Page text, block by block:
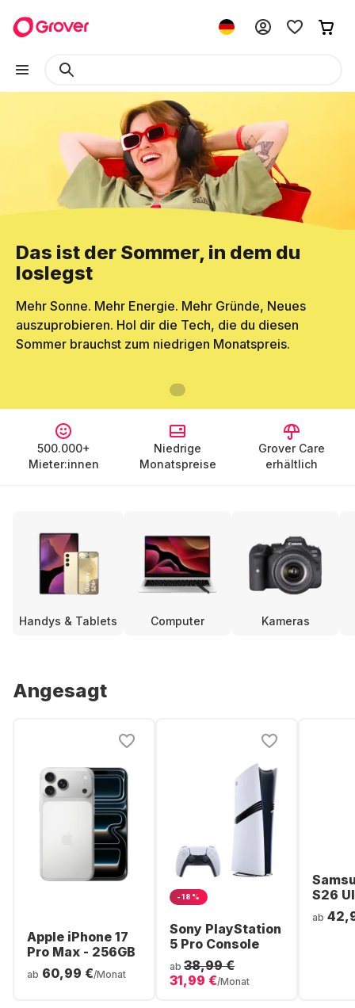
Das ist der Sommer, in dem du
loslegst
Mehr Sonne. Mehr Energie. Mehr Gründe, Neues
auszuprobieren. Hol dir die Tech, die du diesen
Sommer brauchst zum niedrigen Monatspreis.
500.000+
Mieter:innen
Niedrige
Monatspreise
Grover Care
erhältlich
Handys & Tablets Computer Kameras
Angesagt
Apple iPhone 17
Pro Max - 256GB
ab 60,99 €/Monat
-18%
Sony PlayStation
5 Pro Console
ab 38,99 €
31,99 €/Monat
S26
ab